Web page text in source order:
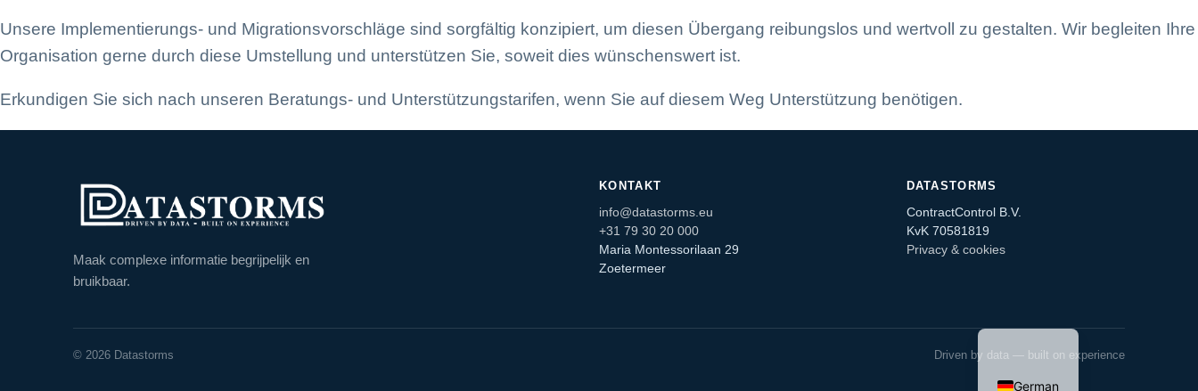
Unsere Implementierungs- und Migrationsvorschläge sind sorgfältig konzipiert, um diesen Übergang reibungslos und wertvoll zu gestalten. Wir begleiten Ihre
Organisation gerne durch diese Umstellung und unterstützen Sie, soweit dies wünschenswert ist.
Erkundigen Sie sich nach unseren Beratungs- und Unterstützungstarifen, wenn Sie auf diesem Weg Unterstützung benötigen.
Maak complexe informatie begrijpelijk en
bruikbaar.
KONTAKT
info@datastorms.eu
+31 79 30 20 000
Maria Montessorilaan 29
Zoetermeer
DATASTORMS
ContractControl B.V.
KvK 70581819
Privacy & cookies
© 2026 Datastorms Driven by data — built on experience
German
Dutch
English